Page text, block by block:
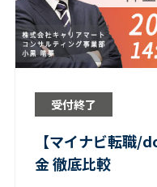
受付終了
【マイナビ転職/
金 徹底比較